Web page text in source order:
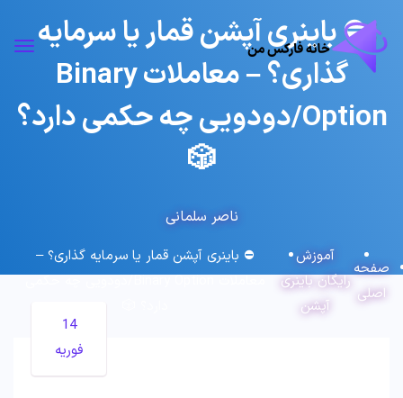
⛔️ باینری آپشن قمار یا سرمایه
گذاری؟ – معاملات Binary
Option/دودویی چه حکمی دارد؟
🎲
ناصر سلمانی
صفحه
اصلی
آموزش
رایگان باینری
آپشن
⛔️ باینری آپشن قمار یا سرمایه گذاری؟ –
معاملات Binary Option/دودویی چه حکمی
14
فوریه